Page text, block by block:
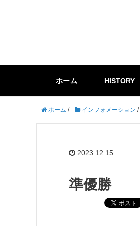
ホーム HISTORY
ホーム / インフォメーション /
2023.12.15
準優勝